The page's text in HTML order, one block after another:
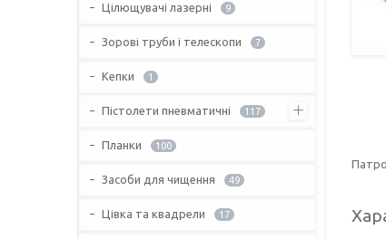
Цілющувачі лазерні 9
Зорові труби і телескопи 7
Кепки 1
Пістолети пневматичні 117
Планки 100
Засоби для чищення 49
Цівка та квадрели 17